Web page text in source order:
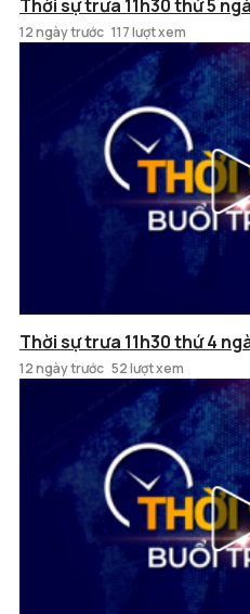
Thời sự trưa 11h30 thứ 5
12 ngày trước 117 lượt xem
Thời sự trưa 11h30 thứ 4
12 ngày trước 52 lượt xem